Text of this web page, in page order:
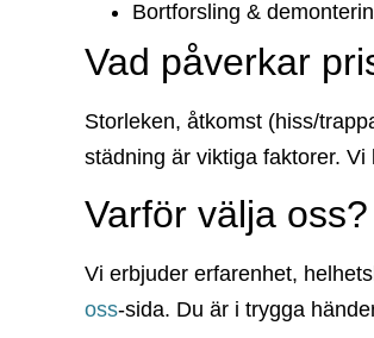
Bortforsling &
Vad påverkar
Storleken, åtkomst (hiss/
städning är viktiga faktorer.
Varför välja oss?
Vi erbjuder erfarenhet,
oss-sida. Du är i trygga